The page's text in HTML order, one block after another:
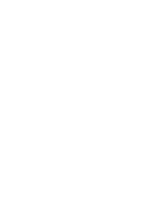
con
primas u
no
contable o
debe
de fuentes